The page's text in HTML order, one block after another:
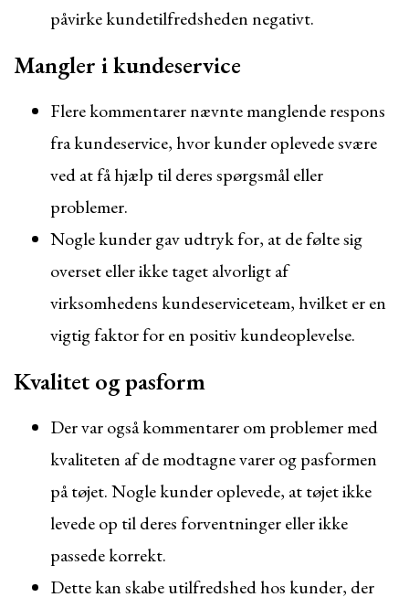
påvirke kundetilfredsheden negativt.
Mangler i kundeservice
Flere kommentarer nævnte manglende respons
fra kundeservice, hvor kunder oplevede svære
ved at få hjælp til deres spørgsmål eller
problemer.
Nogle kunder gav udtryk for, at de følte sig
overset eller ikke taget alvorligt af
virksomhedens kundeserviceteam, hvilket er en
vigtig faktor for en positiv kundeoplevelse.
Kvalitet og pasform
Der var også kommentarer om problemer med
kvaliteten af de modtagne varer og pasformen
på tøjet. Nogle kunder oplevede, at tøjet ikke
levede op til deres forventninger eller ikke
passede korrekt.
Dette kan skabe utilfredshed hos kunder, der